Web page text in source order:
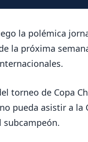
la polémica
la próxima
torneo de Copa
pueda asistir a
subcampeón.